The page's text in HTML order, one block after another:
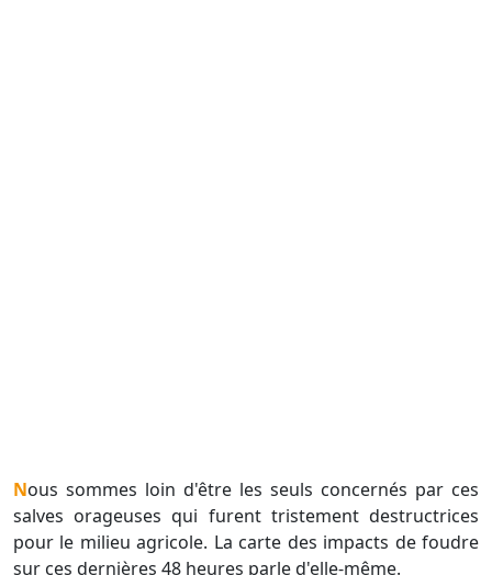
Nous sommes loin d'être les seuls concernés par ces
salves orageuses qui furent tristement destructrices
pour le milieu agricole. La carte des impacts de foudre
sur ces dernières 48 heures parle d'elle-même.